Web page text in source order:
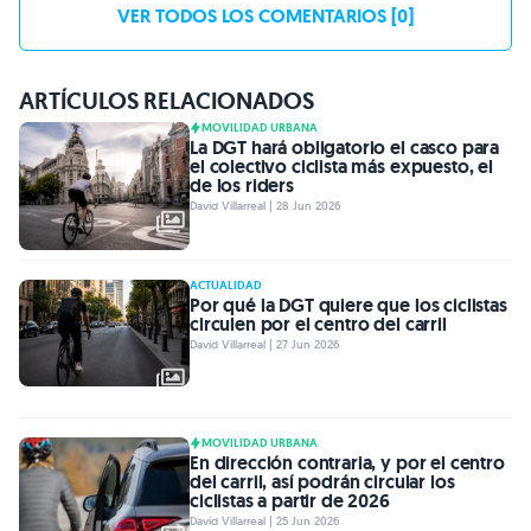
VER TODOS LOS COMENTARIOS [0]
ARTÍCULOS RELACIONADOS
MOVILIDAD URBANA
La DGT hará obligatorio el casco para
el colectivo ciclista más expuesto, el
de los riders
David Villarreal | 28 Jun 2026
ACTUALIDAD
Por qué la DGT quiere que los ciclistas
circulen por el centro del carril
David Villarreal | 27 Jun 2026
MOVILIDAD URBANA
En dirección contraria, y por el centro
del carril, así podrán circular los
ciclistas a partir de 2026
David Villarreal | 25 Jun 2026